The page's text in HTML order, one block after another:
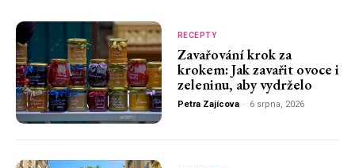
RECEPTY
Zavařování krok za
krokem: Jak zavařit ovoce i
zeleninu, aby vydrželo
Petra Zajícova - 6 srpna, 2026